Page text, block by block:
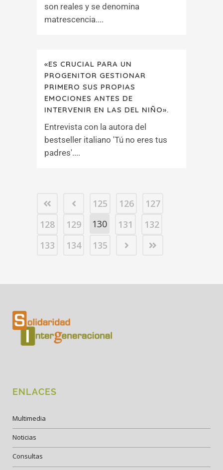
son reales y se denomina
matrescencia....
«ES CRUCIAL PARA UN
PROGENITOR GESTIONAR
PRIMERO SUS PROPIAS
EMOCIONES ANTES DE
INTERVENIR EN LAS DEL NIÑO».
Entrevista con la autora del
bestseller italiano 'Tú no eres tus
padres'....
125 126
127
128
129 130 131
132
133
134 135
ENLACES
Multimedia
Noticias
Consultas